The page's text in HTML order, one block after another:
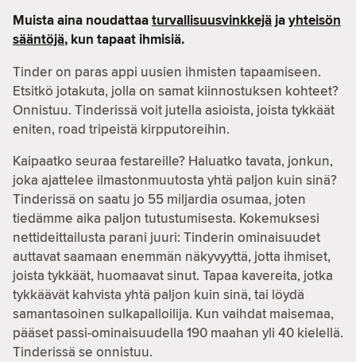
Muista aina noudattaaturvallisuusvinkkejäjayhteisön
sääntöjä, kun tapaat ihmisiä.
Tinder on paras appi uusien ihmisten tapaamiseen.
Etsitkö jotakuta, jolla on samat kiinnostuksen kohteet?
Onnistuu. Tinderissä voit jutella asioista, joista tykkäät
eniten, road tripeistä kirpputoreihin.
Kaipaatko seuraa festareille? Haluatko tavata, jonkun,
joka ajattelee ilmastonmuutosta yhtä paljon kuin sinä?
Tinderissä on saatu jo 55 miljardia osumaa, joten
tiedämme aika paljon tutustumisesta. Kokemuksesi
nettideittailusta parani juuri: Tinderin ominaisuudet
auttavat saamaan enemmän näkyvyyttä, jotta ihmiset,
joista tykkäät, huomaavat sinut. Tapaa kavereita, jotka
tykkäävät kahvista yhtä paljon kuin sinä, tai löydä
samantasoinen sulkapalloilija. Kun vaihdat maisemaa,
pääset passi-ominaisuudella 190 maahan yli 40 kielellä.
Tinderissä se onnistuu.